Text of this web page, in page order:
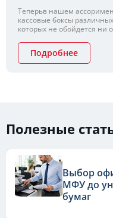
Теперьв нашем
кассовые боксы
которых не обойдется
Подробнее
Полезные
Выбор
МФУ до
бумаг